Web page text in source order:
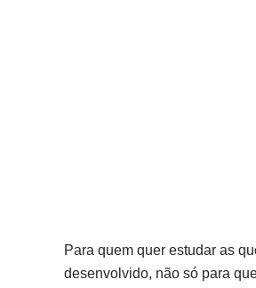
Para quem quer estudar as
desenvolvido, não só para